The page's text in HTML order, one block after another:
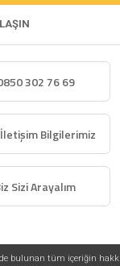
302 76 69
İletişim Bilgilerimiz
Sizi Arayalım
bulunan tüm içeriğin hakkı